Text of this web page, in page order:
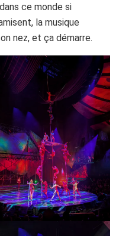
ce monde si
la musique
nez, et ça démarre.